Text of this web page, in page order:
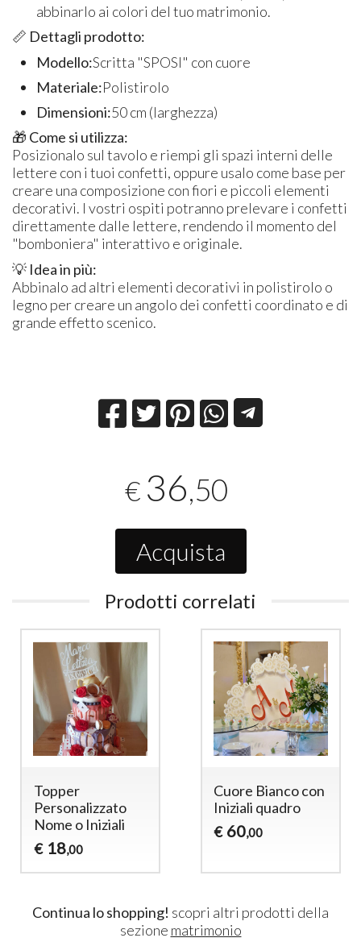
abbinarlo ai colori del tuo matrimonio.
📏 Dettagli prodotto:
Modello:Scritta "SPOSI" con cuore
Materiale:Polistirolo
Dimensioni:50 cm (larghezza)
🎁 Come si utilizza:
Posizionalo sul tavolo e riempi gli spazi interni delle
lettere con i tuoi confetti, oppure usalo come base per
creare una composizione con fiori e piccoli elementi
decorativi. I vostri ospiti potranno prelevare i confetti
direttamente dalle lettere, rendendo il momento del
"bomboniera" interattivo e originale.
💡 Idea in più:
Abbinalo ad altri elementi decorativi in polistirolo o
legno per creare un angolo dei confetti coordinato e di
grande effetto scenico.
€ 36,50
Acquista
Prodotti correlati
Topper
Personalizzato
Nome o Iniziali
€ 18,00
Cuore Bianco con
Iniziali quadro
€ 60,00
Continua lo shopping! scopri altri prodotti della
sezione matrimonio